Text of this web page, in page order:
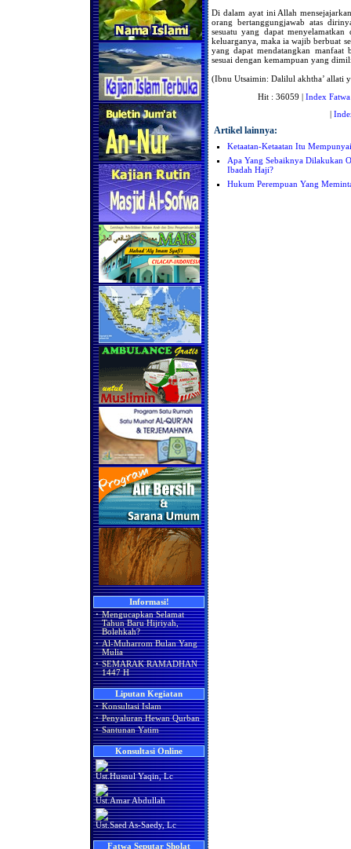
Informasi!
· Mengucapkan Selamat
Tahun Baru Hijriyah,
Bolehkah?
· Al-Muharrom Bulan Yang
Mulia
· SEMARAK RAMADHAN
1447 H
Liputan Kegiatan
· Konsultasi Islam
· Penyaluran Hewan Qurban
· Santunan Yatim
Konsultasi Online
Ust.Husnul Yaqin, Lc
Ust.Amar Abdullah
Ust.Saed As-Saedy, Lc
Fatwa Seputar Sholat
Di dalam ayat ini Allah
orang bertanggungjawab atas
sesuatu yang dapat
keluarganya, maka ia wajib berbuat
yang dapat mendatangkan manfaat
sesuai dengan kemampuan yang
(Ibnu Utsaimin: Dalilul akhtha’ allati
Hit : 36059 | Index Fatwa
Artikel lainnya:
Ketaatan-Ketaatan Itu
Apa Yang Sebaiknya Dilakukan
Ibadah Haji?
Hukum Perempuan Yang